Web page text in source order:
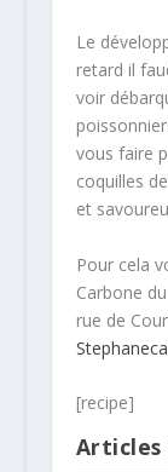
Le
retard il
voir
vous faire
coquilles
et
Pour cela
Carbone
rue de
[recipe]
Articles